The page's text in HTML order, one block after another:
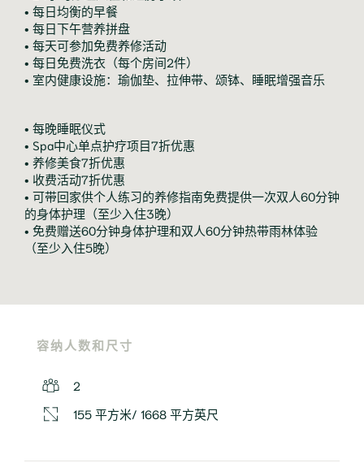
• 每日均衡的早餐
• 每日下午营养拼盘
• 每天可参加免费养修活动
• 每日免费洗衣（每个房间2件）
• 室内健康设施：瑜伽垫、拉伸带、颂钵、睡眠增强音乐
• 每晚睡眠仪式
• Spa中心单点护疗项目7折优惠
• 养修美食7折优惠
• 收费活动7折优惠
• 可带回家供个人练习的养修指南免费提供一次双人60分钟
的身体护理（至少入住3晚）
• 免费赠送60分钟身体护理和双人60分钟热带雨林体验
（至少入住5晚）
容纳人数和尺寸
2
155 平方米/ 1668 平方英尺